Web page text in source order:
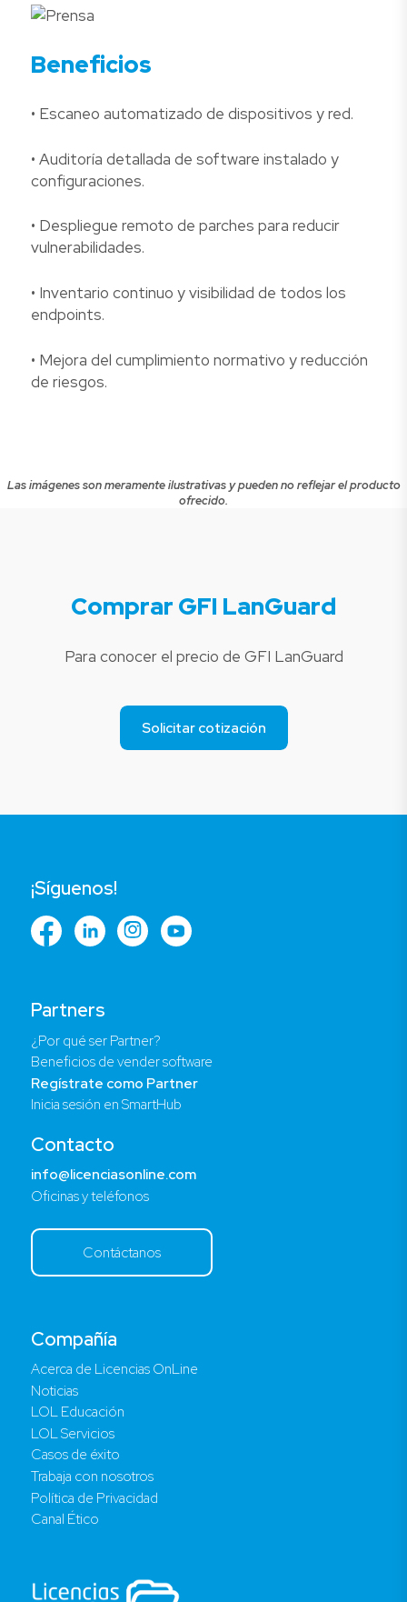
Beneficios
• Escaneo automatizado de dispositivos y red.
• Auditoría detallada de software instalado y
configuraciones.
• Despliegue remoto de parches para reducir
vulnerabilidades.
• Inventario continuo y visibilidad de todos los
endpoints.
• Mejora del cumplimiento normativo y reducción
de riesgos.
Las imágenes son meramente ilustrativas y pueden no reflejar el producto
ofrecido.
Comprar GFI LanGuard
Para conocer el precio de GFI LanGuard
Solicitar cotización
Compañía
Acerca de Licencias OnLine
Noticias
LOL Educación
LOL Servicios
Casos de éxito
Trabaja con nosotros
Política de Privacidad
Canal Ético
Partners
¿Por qué ser Partner?
Beneficios de vender software
Regístrate como Partner
Inicia sesión en SmartHub
Contacto
info@licenciasonline.com
Oficinas y teléfonos
Contáctanos
¡Síguenos!